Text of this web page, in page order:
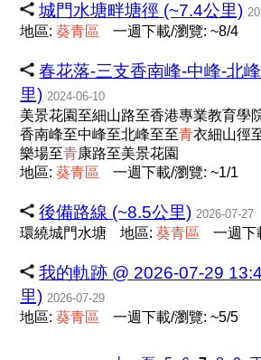
城門水塘畔塘徑 (~7.4公里)
地區:葵青區 一週下載/瀏覽: ~8/4
春花落-三支香南峰-中峰-北
里) 2024-06-10
美景花園至細山路至香港專業教育學
香南峰至中峰至北峰至至青衣細山徑
樂場至青康路至美景花園
地區:葵青區 一週下載/瀏覽: ~1/1
後備路線 (~8.5公里) 2026-07-27
環繞城門水塘 地區:葵青區 一週下
我的軌跡 @ 2026-07-29
里) 2026-07-29
地區:葵青區 一週下載/瀏覽: ~5/5